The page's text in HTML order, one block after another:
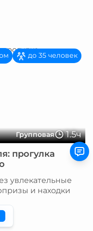
Групповая 1.5ч
до 35 человек
прогулка
увлекательные
и находки